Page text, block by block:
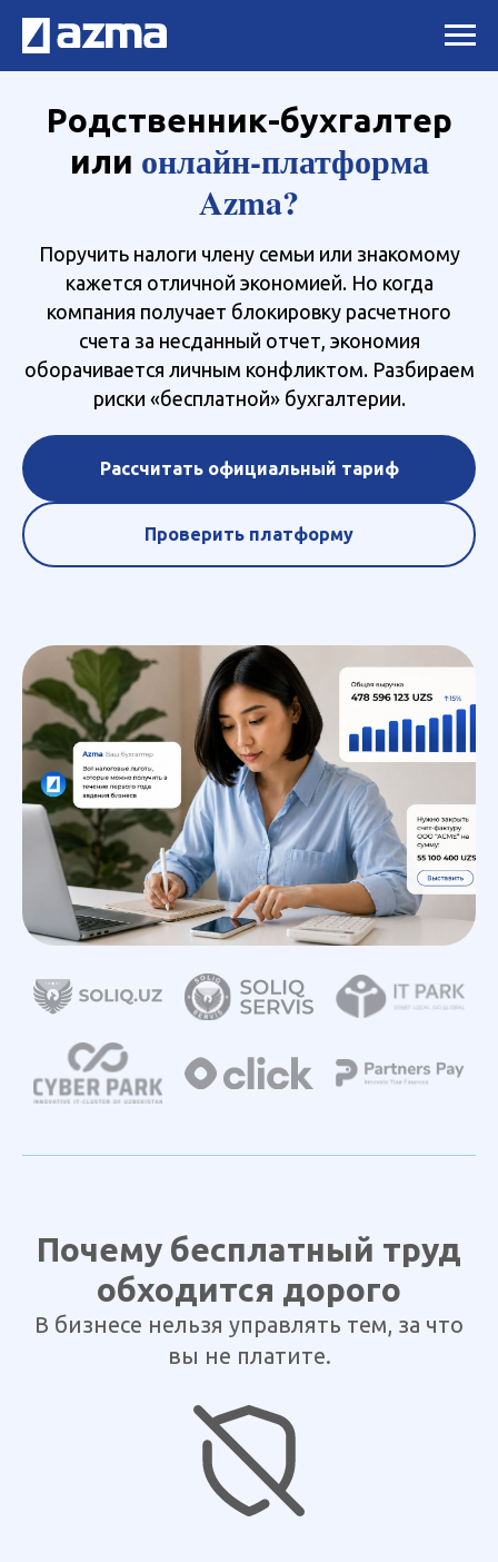
Родственник-бухгалтер
или онлайн-платформа
Azma?
Поручить налоги члену семьи или знакомому
кажется отличной экономией. Но когда
компания получает блокировку расчетного
счета за несданный отчет, экономия
оборачивается личным конфликтом. Разбираем
риски «бесплатной» бухгалтерии.
Рассчитать официальный тариф
Проверить платформу
Почему бесплатный труд
обходится дорого
В бизнесе нельзя управлять тем, за что
вы не платите.